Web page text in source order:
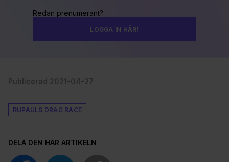
Redan prenumerant?
LOGGA IN HÄR!
Publicerad 2021-04-27
RUPAULS DRAG RACE
DELA DEN HÄR ARTIKELN